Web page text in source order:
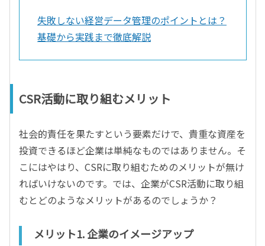
失敗しない経営データ管理のポイントとは？
基礎から実践まで徹底解説
CSR活動に取り組むメリット
社会的責任を果たすという要素だけで、貴重な資産を
投資できるほど企業は単純なものではありません。そ
こにはやはり、CSRに取り組むためのメリットが無け
ればいけないのです。では、企業がCSR活動に取り組
むとどのようなメリットがあるのでしょうか？
メリット1. 企業のイメージアップ